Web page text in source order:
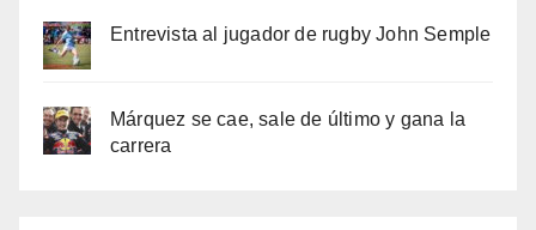
Entrevista al jugador de rugby John Semple
Márquez se cae, sale de último y gana la
carrera